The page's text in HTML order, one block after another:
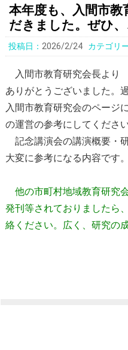
本年度も、入間市
だきました。ぜひ
2026/2/24
入間市教育研究会長より
ありがとうございました
入間市教育研究会のページ
の運営の参考にしてください
記念講演会の講演概要・
大変に参考になる内容です。
他の市町村地域教育研究
発刊等されておりましたら
絡ください。広く、研究の